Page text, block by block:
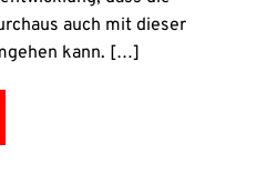
auch mit dieser
kann. […]